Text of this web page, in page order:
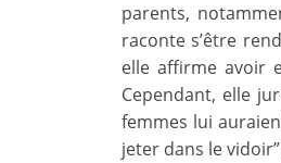
parents,
raconte s’être
elle affirme avoir
Cependant, elle
femmes lui
jeter dans le